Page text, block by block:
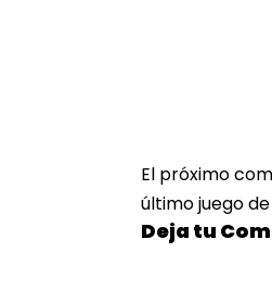
El próximo
último juego
Deja tu